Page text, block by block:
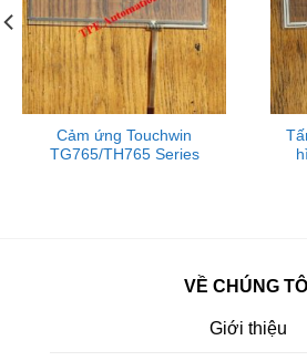
Cảm ứng Touchwin
TG765/TH765 Series
VỀ CHÚNG TÔI
Giới thiệu